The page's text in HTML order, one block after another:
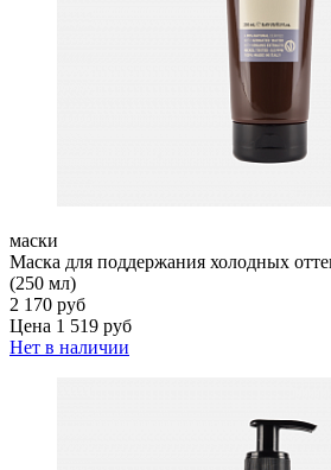
маски
Маска для поддержания холодных
(250 мл)
2 170 руб
Цена 1 519 руб
Нет в наличии